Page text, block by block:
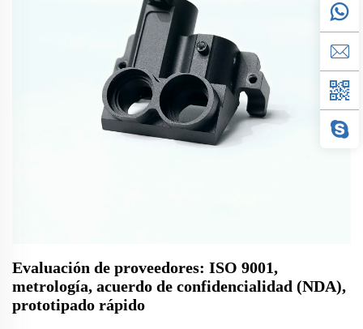
Evaluación de proveedores: ISO 9001,
metrología, acuerdo de confidencialidad (NDA),
prototipado rápido